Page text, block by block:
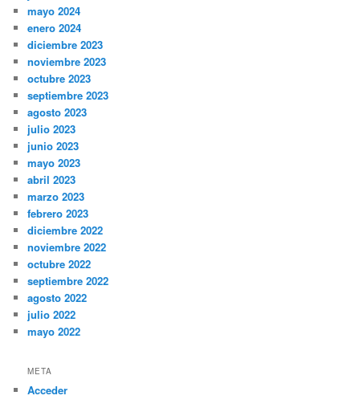
mayo 2024
enero 2024
diciembre 2023
noviembre 2023
octubre 2023
septiembre 2023
agosto 2023
julio 2023
junio 2023
mayo 2023
abril 2023
marzo 2023
febrero 2023
diciembre 2022
noviembre 2022
octubre 2022
septiembre 2022
agosto 2022
julio 2022
mayo 2022
META
Acceder